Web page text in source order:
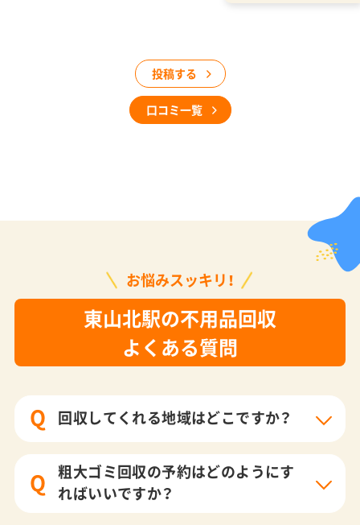
投稿する
口コミ一覧
お悩みスッキリ！
東山北駅の不用品回収
よくある質問
Q 回収してくれる地域はどこですか？
Q
粗大ゴミ回収の予約はどのようにす
ればいいですか？